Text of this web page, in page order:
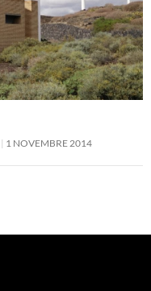
1 NOVEMBRE 2014